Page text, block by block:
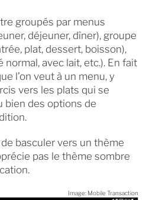
groupés par menus
déjeuner, dîner), groupe
plat, dessert, boisson),
normal, avec lait, etc.). En fait
l’on veut à un menu, y
vers les plats qui se
bien des options de
basculer vers un thème
pas le thème sombre
Image: Mobile Transaction